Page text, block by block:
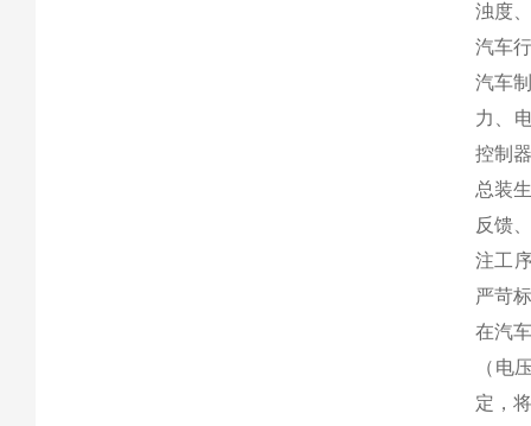
浊度
汽车
汽车
力、
控制
总装
反馈
注工
严苛
在汽
（电
定，